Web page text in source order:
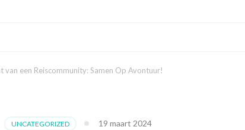
van een Reiscommunity: Samen Op Avontuur!
UNCATEGORIZED 19 maart 2024